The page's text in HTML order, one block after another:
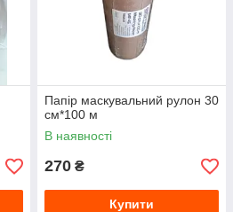
Папір маскувальний рулон 30
см*100 м
В наявності
270 ₴
Купити